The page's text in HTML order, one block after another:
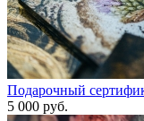
Подарочный
5 000 руб.